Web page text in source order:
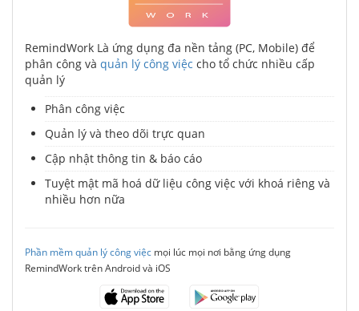
RemindWork Là ứng dụng đa nền tảng (PC, Mobile) để
phân công và quản lý công việc cho tổ chức nhiều cấp
quản lý
Phân công việc
Quản lý và theo dõi trực quan
Cập nhật thông tin & báo cáo
Tuyệt mật mã hoá dữ liệu công việc với khoá riêng và
nhiều hơn nữa
Phần mềm quản lý công việc mọi lúc mọi nơi bằng ứng dụng
RemindWork trên Android và iOS